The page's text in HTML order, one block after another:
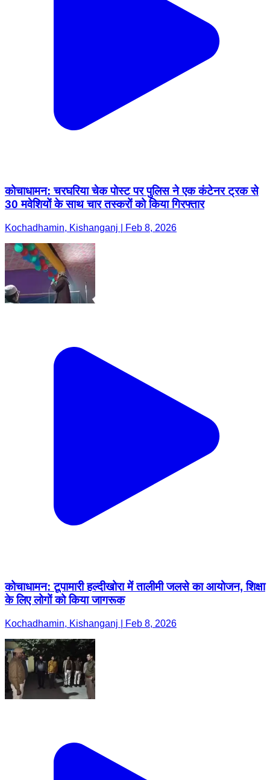
कोचाधामन: चरघरिया चेक पोस्ट पर पुलिस ने एक कंटेनर ट्रक से
30 मवेशियों के साथ चार तस्करों को किया गिरफ्तार
Kochadhamin, Kishanganj | Feb 8, 2026
कोचाधामन: टूपामारी हल्दीखोरा में तालीमी जलसे का आयोजन, शिक्षा
के लिए लोगों को किया जागरूक
Kochadhamin, Kishanganj | Feb 8, 2026